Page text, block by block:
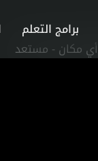
برامج التعلم